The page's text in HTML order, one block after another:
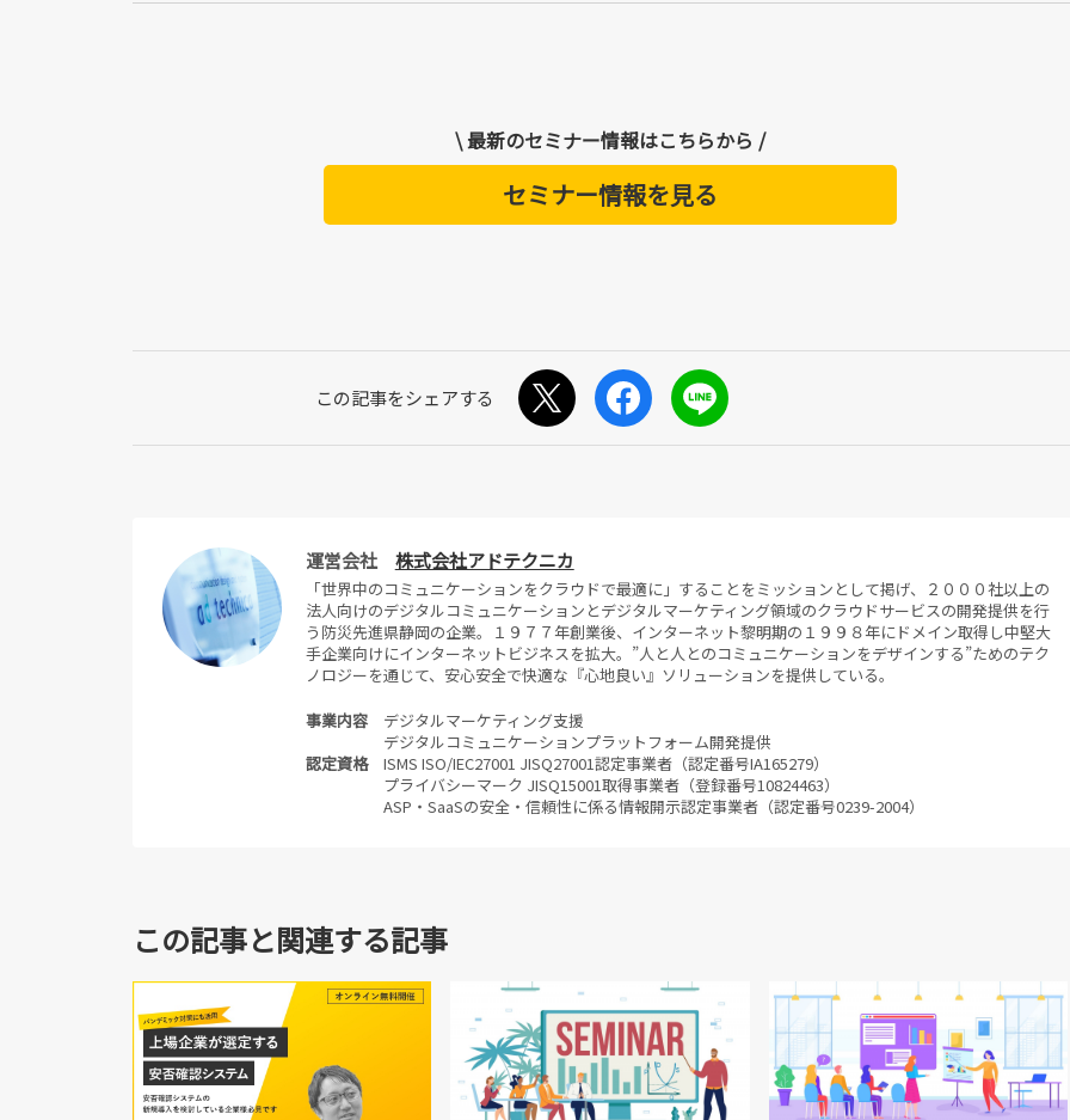
\ 最新のセミナー情報はこちらから /
セミナー情報を見る
運営会社 株式会社アドテクニカ
「世界中のコミュニケーションをクラウドで最適に」することをミッションとして掲げ、２０００社以上の
法人向けのデジタルコミュニケーションとデジタルマーケティング領域のクラウドサービスの開発提供を行
う防災先進県静岡の企業。１９７７年創業後、インターネット黎明期の１９９８年にドメイン取得し中堅大
手企業向けにインターネットビジネスを拡大。”人と人とのコミュニケーションをデザインする”ためのテク
ノロジーを通じて、安心安全で快適な『心地良い』ソリューションを提供している。
事業内容
デジタルマーケティング支援
デジタルコミュニケーションプラットフォーム開発提供
認定資格
ISMS ISO/IEC27001 JISQ27001認定事業者（認定番号IA165279）
プライバシーマーク JISQ15001取得事業者（登録番号10824463）
ASP・SaaSの安全・信頼性に係る情報開示認定事業者（認定番号0239-2004）
この記事と関連する記事